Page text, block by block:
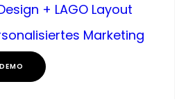
+ LAGO Layout
Marketing